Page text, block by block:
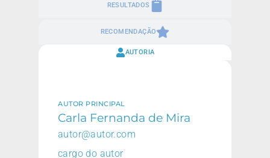
RESULTADOS
RECOMENDAÇÃO
AUTORIA
AUTOR PRINCIPAL
Carla Fernanda de Mira
autor@autor.com
cargo do autor